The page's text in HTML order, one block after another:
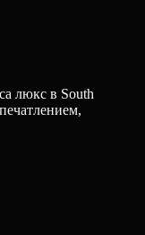
люкс в South